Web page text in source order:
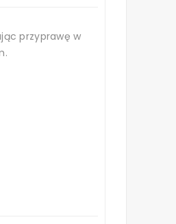
przyprawę w